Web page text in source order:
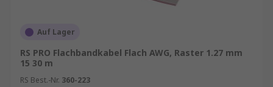
Auf Lager
RS PRO Flachbandkabel Flach AWG, Raster 1.27 mm
15 30 m
RS Best.-Nr. 360-223